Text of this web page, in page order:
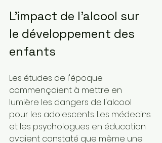
L'impact de l'alcool sur
le développement des
enfants
Les études de l'époque
commençaient à mettre en
lumière les dangers de l'alcool
pour les adolescents. Les médecins
et les psychologues en éducation
avaient constaté que même une